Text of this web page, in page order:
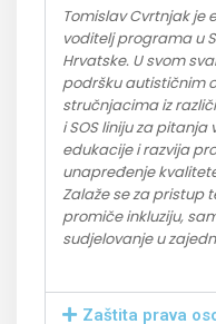
Tomislav Cvrtnjak je
voditelj programa u
Hrvatske. U svom
podršku autističnim
stručnjacima iz
i SOS liniju za
edukacije i razvija
unapređenje
Zalaže se za pristup
promiče inkluziju,
sudjelovanje u
Zaštita prava